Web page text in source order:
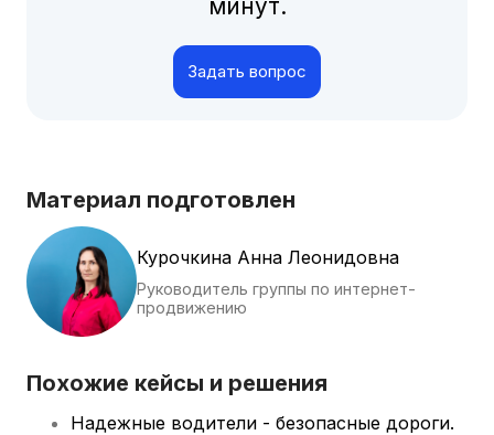
минут.
Задать вопрос
Материал подготовлен
Курочкина Анна Леонидовна
Руководитель группы по интернет-
продвижению
Похожие кейсы и решения
Надежные водители - безопасные дороги.